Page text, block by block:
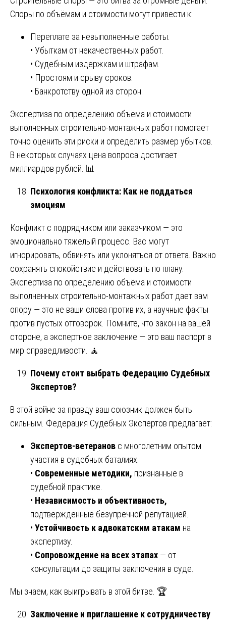
Споры по объёмам и стоимости могут привести к:
Переплате за невыполненные работы.
• Убыткам от некачественных работ.
• Судебным издержкам и штрафам.
• Простоям и срыву сроков.
• Банкротству одной из сторон.
Экспертиза по определению объёма и стоимости
выполненных строительно-монтажных работ помогает
точно оценить эти риски и определить размер убытков.
В некоторых случаях цена вопроса достигает
миллиардов рублей. 📊
Психология конфликта: Как не поддаться
эмоциям
Конфликт с подрядчиком или заказчиком — это
эмоционально тяжелый процесс. Вас могут
игнорировать, обвинять или уклоняться от ответа. Важно
сохранять спокойствие и действовать по плану.
Экспертиза по определению объёма и стоимости
выполненных строительно-монтажных работ дает вам
опору — это не ваши слова против их, а научные факты
против пустых отговорок. Помните, что закон на вашей
стороне, а экспертное заключение — это ваш паспорт в
мир справедливости. 🧘
Почему стоит выбрать Федерацию Судебных
Экспертов?
В этой войне за правду ваш союзник должен быть
сильным. Федерация Судебных Экспертов предлагает:
Экспертов-ветеранов с многолетним опытом
участия в судебных баталиях.
• Современные методики, признанные в
судебной практике.
• Независимость и объективность,
подтвержденные безупречной репутацией.
• Устойчивость к адвокатским атакам на
экспертизу.
• Сопровождение на всех этапах — от
консультации до защиты заключения в суде.
Мы знаем, как выигрывать в этой битве. 🏆
Заключение и приглашение к сотрудничеству